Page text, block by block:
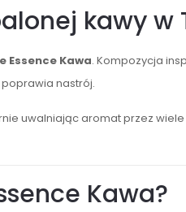
kawy
Essence Kawa. Kompozycja
nastrój.
uwalniając aromat przez wiele
Kawa?